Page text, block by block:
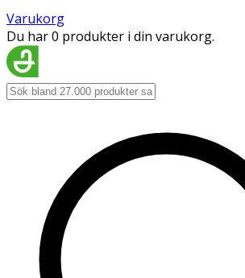
Varukorg
Du har 0 produkter i din varukorg.